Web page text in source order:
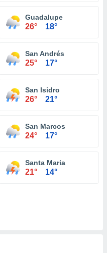
Guadalupe
26° 18°
San Andrés
25° 17°
San Isidro
26° 21°
San Marcos
24° 17°
Santa Maria
21° 14°